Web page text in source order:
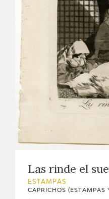
Las rinde el
ESTAMPAS
CAPRICHOS (ESTAMPAS